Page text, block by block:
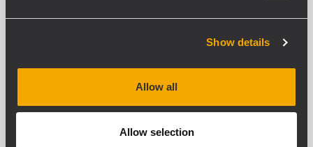
Show details
Allow all
Allow selection
VOIR TOUS LES PRODUITS ARCHIVÉS